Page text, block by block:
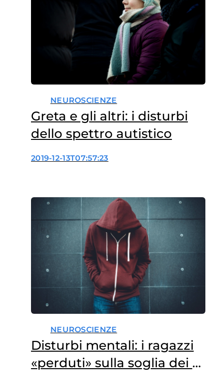
NEUROSCIENZE
Greta e gli altri: i disturbi
dello spettro autistico
2019-12-13T07:57:23
NEUROSCIENZE
Disturbi mentali: i ragazzi
«perduti» sulla soglia dei 18